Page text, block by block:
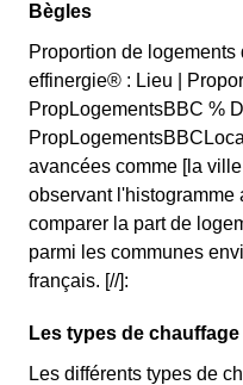
Bègles
Proportion de
effinergie® : Lieu |
PropLogementsBBC %
avancées comme [la
observant l'histogramme
comparer la part de
parmi les communes
français. [//]:
Les types de
Les différents types de